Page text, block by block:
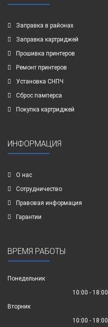
Заправка в районах
Заправка картриджей
Прошивка принтеров
Ремонт принтеров
Установка СНПЧ
Сброс памперса
Покупка картриджей
ИНФОРМАЦИЯ
О нас
Сотрудничество
Правовая информация
Гарантии
ВРЕМЯ РАБОТЫ
Понедельник
10:00 - 18:00
Вторник
10:00 - 18:00